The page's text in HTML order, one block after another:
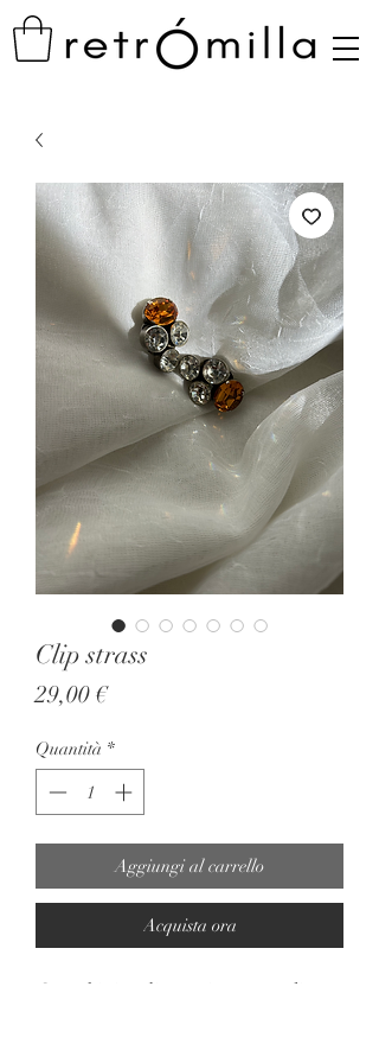
Clip strass
29,00 €Prezzo
Quantità *
Aggiungi al carrello
Acquista ora
Orecchini a clip anni 80, grandi